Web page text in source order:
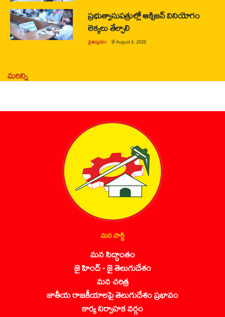
ప్రభుత్వాసుపత్రుల్లో ఆక్సిజన్ వినియోగం
లెక్కలు తేల్చాలి
చైతన్యరధం @August 4, 2026
మరిన్ని
మన పార్టీ
మన సిద్ధాంతం
జై హింద్ - జై తెలుగుదేశం
మన చరిత్ర
జాతీయ రాజకీయాలపై తెలుగుదేశం ప్రభావం
కార్య నిర్వాహక వర్గం